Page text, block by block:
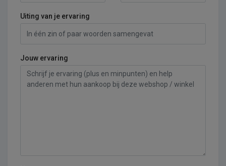
Uiting van je ervaring
Jouw ervaring